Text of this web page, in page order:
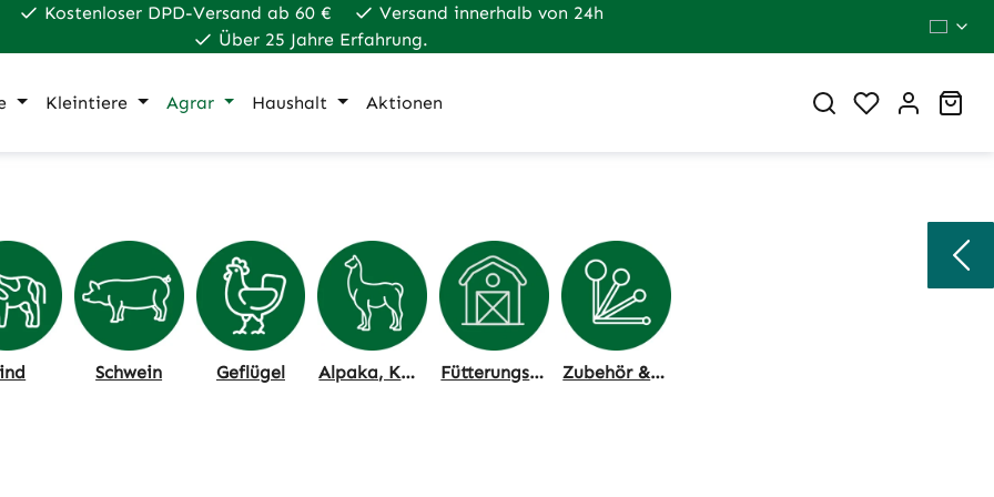
Kostenloser DPD-Versand ab 60 €
Versand innerhalb von 24h
Über 25 Jahre Erfahrung.
Kleintiere Agrar Haushalt Aktionen Du hast 0
Schwein Geflügel Alpaka, Kamel Fütterungstechnik, Stallhygiene Zubehör & Dosierung